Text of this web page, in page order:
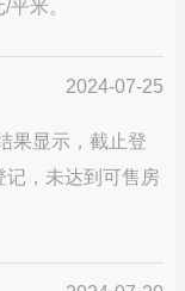
米。
2024-07-25
果显示，截止登
，未达到可售房